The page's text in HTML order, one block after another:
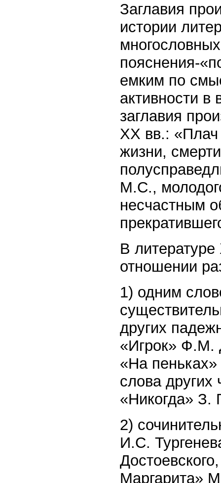
Заглавия
истории
пояснения-
емким по
активности в
заглавия
XX вв.:
жизни,
М.С.,
несчастным
В
отношении
1) одним
других
«Игрок» Ф.М.
«На
слова
«Никогда» З.
2)
И.С.
Маргарита»